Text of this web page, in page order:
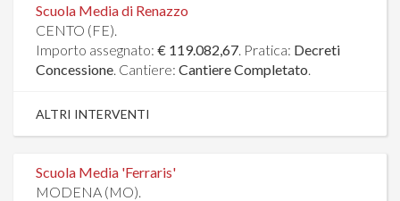
Scuola Media di Renazzo
CENTO (FE).
Importo assegnato: € 119.082,67. Pratica: Decreti
Concessione. Cantiere: Cantiere Completato.
ALTRI INTERVENTI
Scuola Media 'Ferraris'
MODENA (MO).